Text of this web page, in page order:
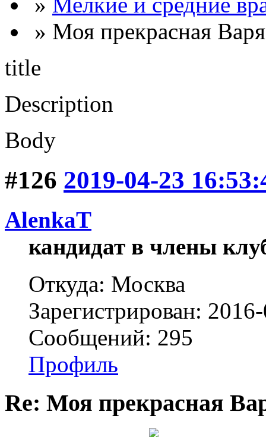
» Моя прекрасная Варя
title
Description
Body
#126 2019-04-23
AlenkaT
кандидат в члены
Откуда: Москва
Зарегистрирован:
Сообщений: 295
Профиль
Re: Моя прекрасная